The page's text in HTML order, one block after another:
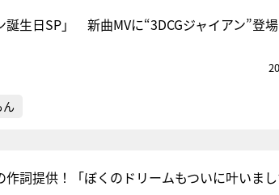
誕生日SP」 新曲MVに“3DCGジャイアン”登場
ん
詞提供！「ぼくのドリームもついに叶いまし
『アイ＝ラブ！げーみ